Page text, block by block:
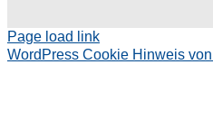
Page load link
WordPress Cookie Hinweis